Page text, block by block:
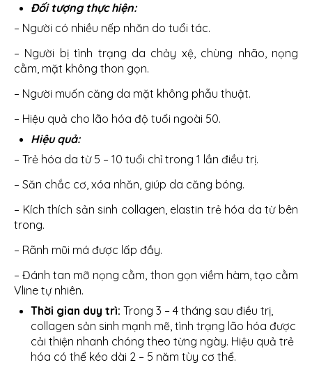
Đối tượng thực hiện:
– Người có nhiều nếp nhăn do tuổi tác.
– Người bị tình trạng da chảy xệ, chùng nhão, nọng
cằm, mặt không thon gọn.
– Người muốn căng da mặt không phẫu thuật.
– Hiệu quả cho lão hóa độ tuổi ngoài 50.
Hiệu quả:
– Trẻ hóa da từ 5 – 10 tuổi chỉ trong 1 lần điều trị.
– Săn chắc cơ, xóa nhăn, giúp da căng bóng.
– Kích thích sản sinh collagen, elastin trẻ hóa da từ bên
trong.
– Rãnh mũi má được lấp đầy.
– Đánh tan mỡ nọng cằm, thon gọn viềm hàm, tạo cằm
Vline tự nhiên.
Thời gian duy trì: Trong 3 – 4 tháng sau điều trị,
collagen sản sinh mạnh mẽ, tình trạng lão hóa được
cải thiện nhanh chóng theo từng ngày. Hiệu quả trẻ
hóa có thể kéo dài 2 – 5 năm tùy cơ thể.